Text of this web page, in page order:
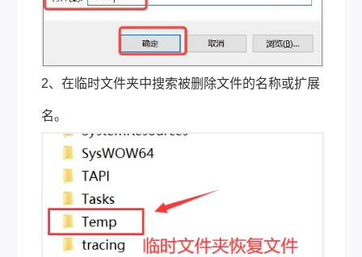
2、在临时文件夹中搜索被删除文件的名称或扩展
名。